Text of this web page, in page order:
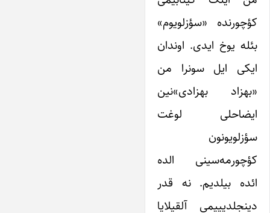
کؤچورنده «سؤزلویوم»
بئله یوخ ایدی. اوندان
ایکی ایل سونرا من
«بهزاد بهزادی»نین
ایضاحلی لوغت
سؤزلویونون
کؤچورمه‌‌سینی الده
ائده ‌بیلدیم. نه‌ قدر
دینجلدیییمی آلقیلایا‌